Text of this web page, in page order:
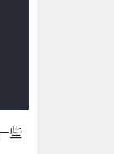
些